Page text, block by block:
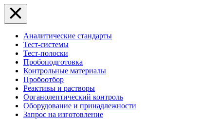
Аналитические стандарты
Тест-системы
Тест-полоски
Пробоподготовка
Контрольные материалы
Пробоотбор
Реактивы и растворы
Органолептический контроль
Оборудование и принадлежности
Запрос на изготовление